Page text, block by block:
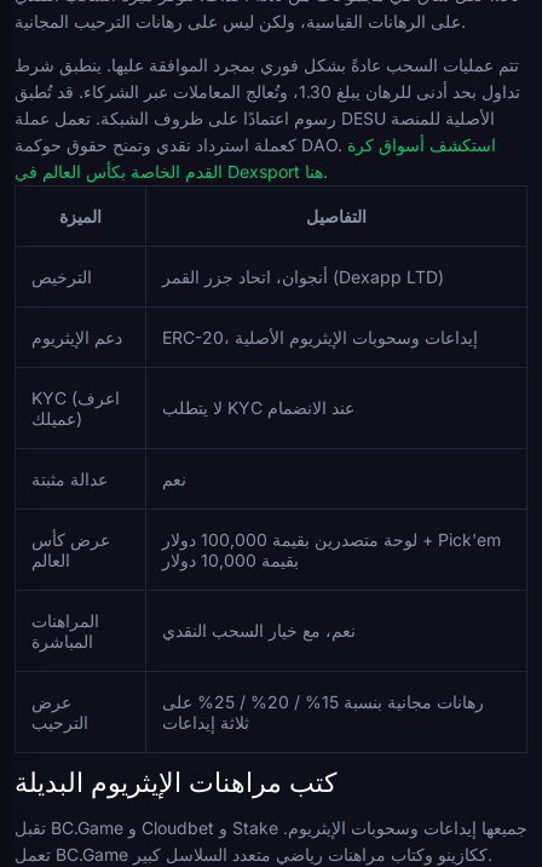
على الرهانات القياسية، ولكن ليس على رهانات الترحيب المجانية.
تتم عمليات السحب عادةً بشكل فوري بمجرد الموافقة عليها. ينطبق شرط
تداول بحد أدنى للرهان يبلغ 1.30، وتُعالج المعاملات عبر الشركاء. قد تُطبق
رسوم اعتمادًا على ظروف الشبكة. تعمل عملة DESU الأصلية للمنصة
كعملة استرداد نقدي وتمنح حقوق حوكمة DAO. استكشف أسواق كرة
القدم الخاصة بكأس العالم في Dexsport هنا.
الميزة التفاصيل
الترخيص أنجوان، اتحاد جزر القمر (Dexapp LTD)
دعم الإيثريوم ERC-20، إيداعات وسحوبات الإيثريوم الأصلية
KYC (اعرف
عميلك)
لا يتطلب KYC عند الانضمام
عدالة مثبتة نعم
عرض كأس
العالم
لوحة متصدرين بقيمة 100,000 دولار + Pick'em
بقيمة 10,000 دولار
المراهنات
المباشرة
نعم، مع خيار السحب النقدي
عرض
الترحيب
رهانات مجانية بنسبة 15% / 20% / 25% على
ثلاثة إيداعات
كتب مراهنات الإيثريوم البديلة
تقبل BC.Game و Cloudbet و Stake جميعها إيداعات وسحوبات الإيثريوم.
تعمل BC.Game ككازينو وكتاب مراهنات رياضي متعدد السلاسل كبير.